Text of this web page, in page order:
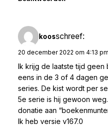
koosschreef:
20 december 2022 om 4:13 pm
Ik krijg de laatste tijd geen
eens in de 3 of 4 dagen
series. De kist wordt per
5e serie is hij gewoon
donatie aan
Ik heb versie v167.0